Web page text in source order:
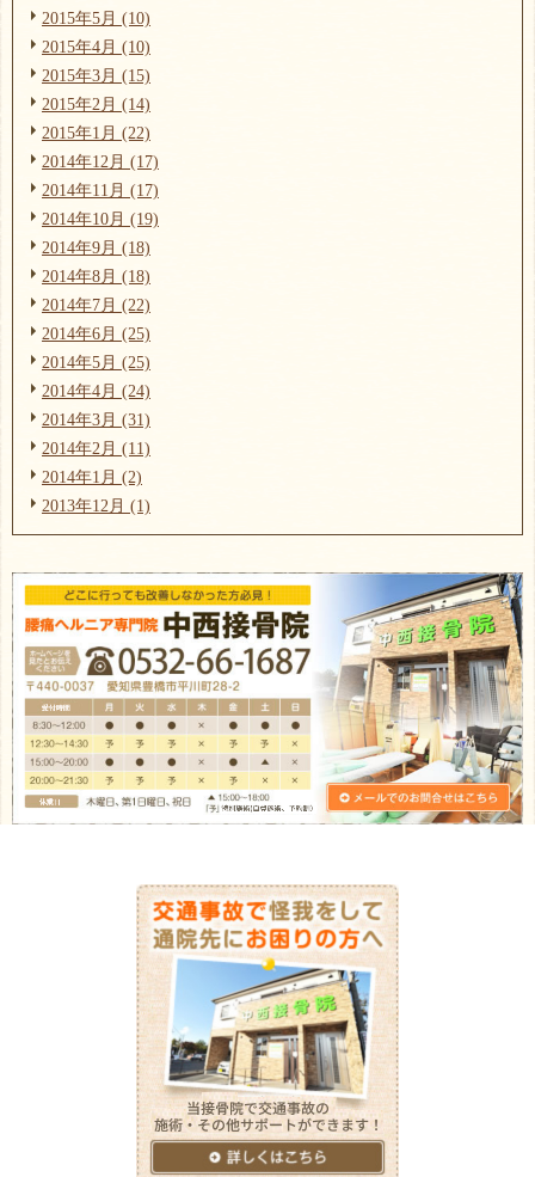
2015年5月 (10)
2015年4月 (10)
2015年3月 (15)
2015年2月 (14)
2015年1月 (22)
2014年12月 (17)
2014年11月 (17)
2014年10月 (19)
2014年9月 (18)
2014年8月 (18)
2014年7月 (22)
2014年6月 (25)
2014年5月 (25)
2014年4月 (24)
2014年3月 (31)
2014年2月 (11)
2014年1月 (2)
2013年12月 (1)